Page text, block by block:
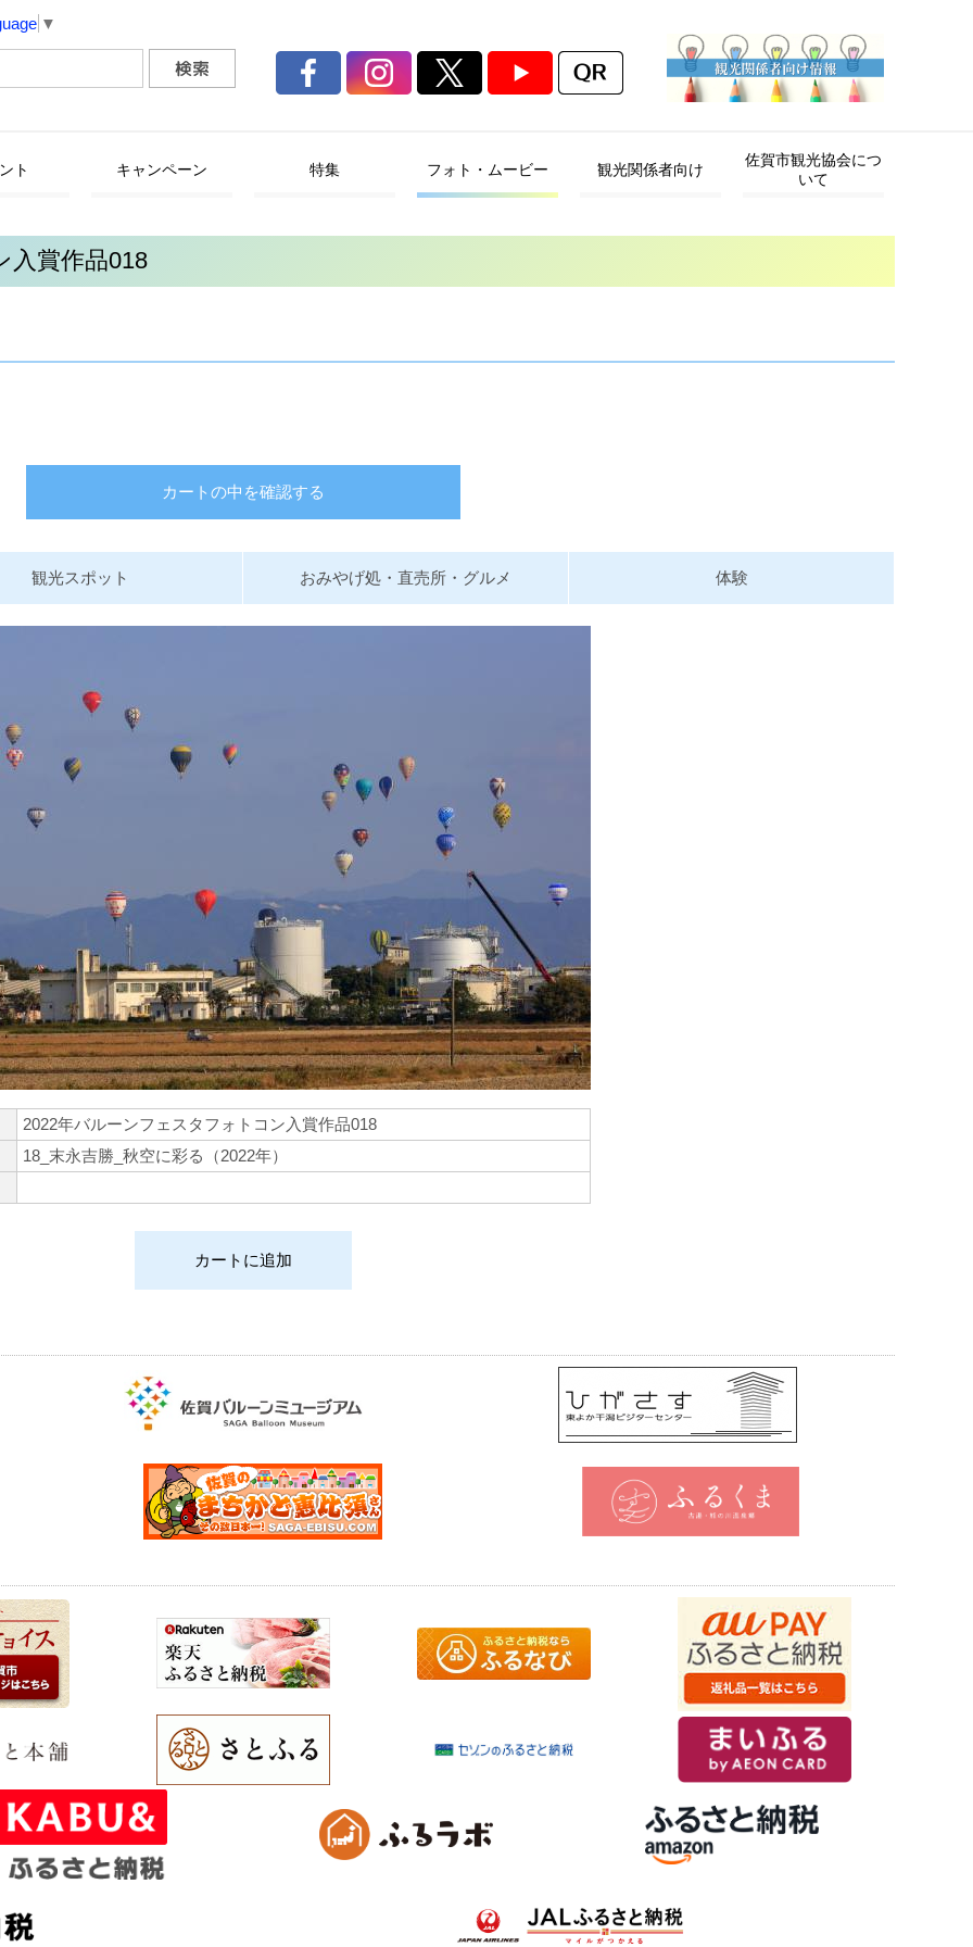
▼
ト キャンペーン 特集 フォト・ムービー 観光関係者向け
佐賀市観光協会につ
いて
入賞作品018
カートの中を確認する
観光スポット おみやげ処・直売所・グルメ 体験
2022年バルーンフェスタフォトコン入賞作品018
18_末永吉勝_秋空に彩る（2022年）